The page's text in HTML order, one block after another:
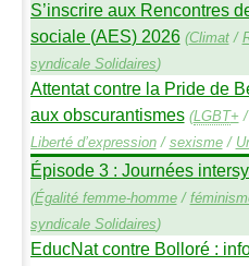
S’inscrire aux Rencontres
sociale (AES) 2026 (Climat/
syndicale Solidaires)
Attentat contre la Pride de
aux obscurantismes (LGBT+ /
Liberté d’expression/ sexisme/
Épisode 3 : Journées
(Égalité femme-homme/
syndicale Solidaires)
EducNat contre Bolloré :